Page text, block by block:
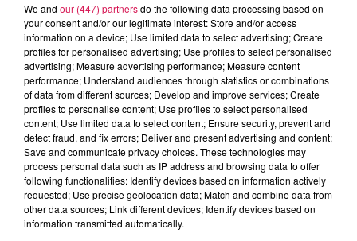
19h00 - 20h00
EVA le soir
19h54
19h54 19h49
19h49 19h43
19h43
We and our (447) partnersdo the following data processing based on
your consent and/or our legitimate interest: Store and/or access
information on a device; Use limited data to select advertising; Create
profiles for personalised advertising; Use profiles to select personalised
advertising; Measure advertising performance; Measure content
performance; Understand audiences through statistics or combinations
of data from different sources; Develop and improve services; Create
profiles to personalise content; Use profiles to select personalised
content; Use limited data to select content; Ensure security, prevent and
detect fraud, and fix errors; Deliver and present advertising and content;
Save and communicate privacy choices. These technologies may
process personal data such as IP address and browsing data to offer
following functionalities: Identify devices based on information actively
requested; Use precise geolocation data; Match and combine data from
other data sources; Link different devices; Identify devices based on
information transmitted automatically.